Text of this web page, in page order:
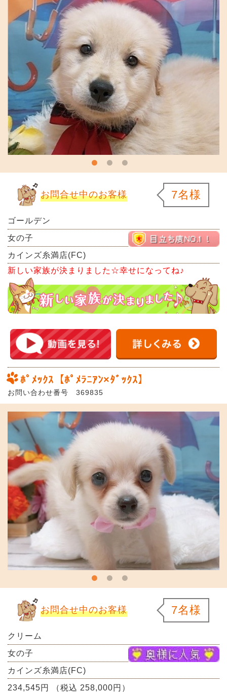
お問合せ中のお客様 7名様
ゴールデン
女の子
カインズ糸満店(FC)
新しい家族が決まりました☆幸せになってね♪
ﾎﾟﾒｯｸｽ【ﾎﾟﾒﾗﾆｱﾝ×ﾀﾞｯｸｽ】
お問い合わせ番号 369835
お問合せ中のお客様 7名様
クリーム
女の子
カインズ糸満店(FC)
234,545円 （税込 258,000円）